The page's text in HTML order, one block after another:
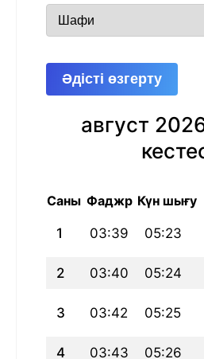
Әдісті өзгерту
август
Саны Фаджр Күн шығу
1 03:39 05:23
2 03:40 05:24
3 03:42 05:25
4 03:43 05:26